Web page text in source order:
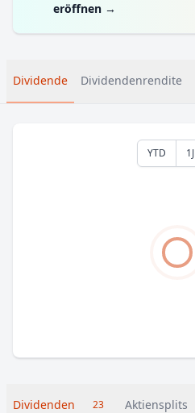
eröffnen →
Dividende Dividendenrendite
YTD 1J
Dividenden 23 Aktiensplits